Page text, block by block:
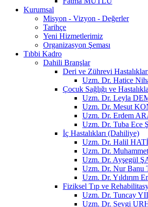
Kurumsal
Misyon - Vizyon - Değerler
Tarihçe
Yeni Hizmetlerimiz
Organizasyon Şeması
Tıbbi Kadro
Dahili Branşlar
Deri ve Zührevi
Uzm. Dr. Hatice
Çocuk Sağlığı ve
Uzm. Dr. Leyla
Uzm. Dr. Mesut
Uzm. Dr. Erdem
Uzm. Dr. Tuba Ece
İç Hastalıkları (Dahiliye)
Uzm. Dr. Halil
Uzm. Dr.
Uzm. Dr. Ayşegül
Uzm. Dr. Nur
Uzm. Dr. Yıldırım
Fiziksel Tıp ve
Uzm. Dr. Tuncay
Uzm. Dr. Sevgi